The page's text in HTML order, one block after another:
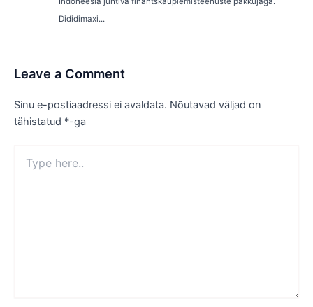
Dididimaxi...
Leave a Comment
Sinu e-postiaadressi ei avaldata. Nõutavad väljad on
tähistatud *-ga
here..